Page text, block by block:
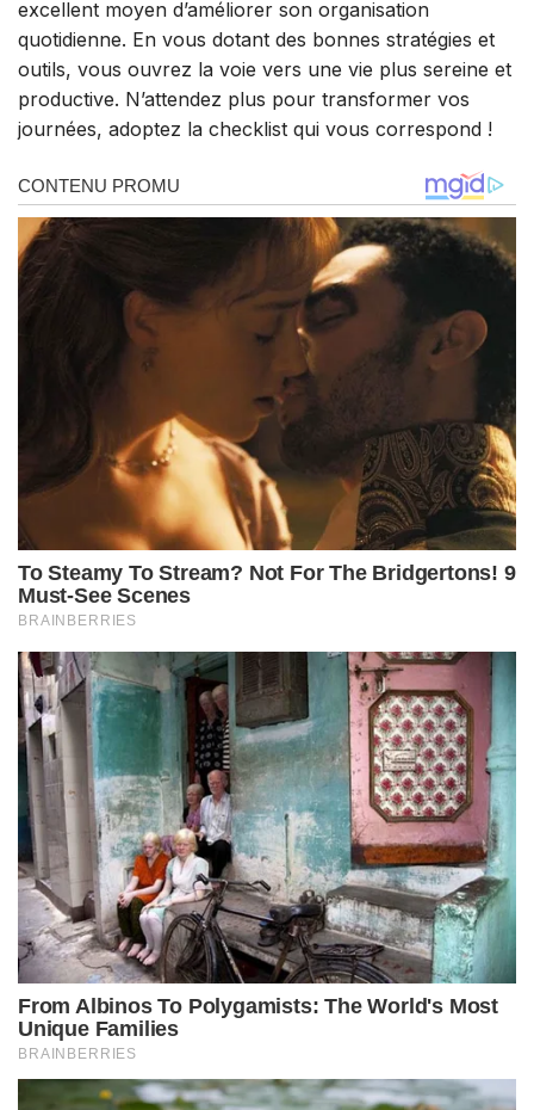
excellent moyen d’améliorer son organisation
quotidienne. En vous dotant des bonnes stratégies et
outils, vous ouvrez la voie vers une vie plus sereine et
productive. N’attendez plus pour transformer vos
journées, adoptez la checklist qui vous correspond !